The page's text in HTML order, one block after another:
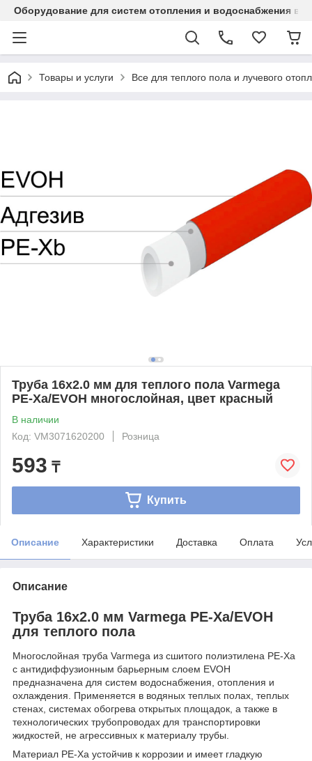
Оборудование для систем отопления и водоснабжения в
Товары и услуги Все для теплого пола и лучевого
Труба 16x2.0 мм для теплого пола Varmega
PE-Xa/EVOH многослойная, цвет красный
В наличии
Код: VM3071620200
Розница
593 ₸
Купить
Описание Характеристики Доставка Оплата
Описание
Труба 16x2.0 мм Varmega PE-Xa/EVOH
для теплого пола
Многослойная труба Varmega из сшитого полиэтилена PE-Xa
с антидиффузионным барьерным слоем EVOH
предназначена для систем водоснабжения, отопления и
охлаждения. Применяется в водяных теплых полах, теплых
стенах, системах обогрева открытых площадок, а также в
технологических трубопроводах для транспортировки
жидкостей, не агрессивных к материалу трубы.
Материал PE-Xa устойчив к коррозии и имеет гладкую